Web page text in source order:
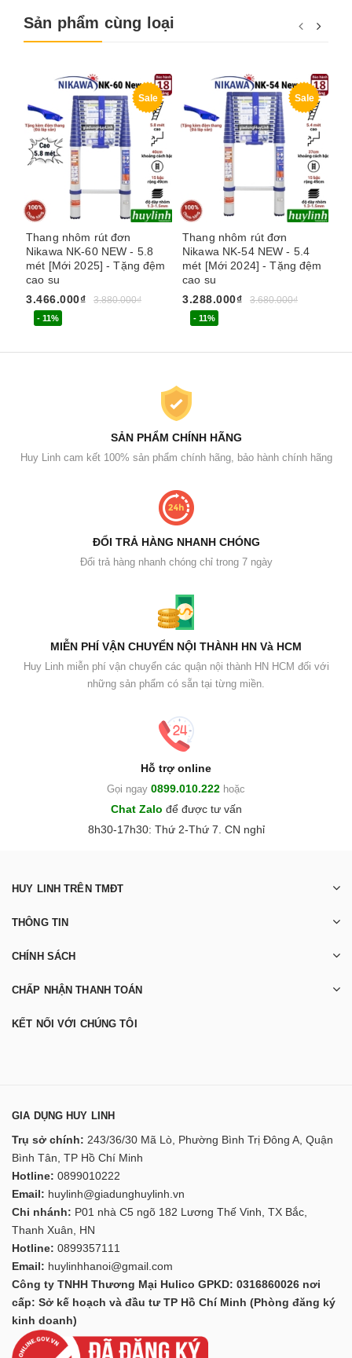
Sản phẩm cùng loại
Sale
Thang nhôm rút đơn
Nikawa NK-60 NEW - 5.8
mét [Mới 2025] - Tặng đệm
cao su
3.466.000₫
3.880.000₫
- 11%
Sale
Thang nhôm rút đơn
Nikawa NK-54 NEW - 5.4
mét [Mới 2024] - Tặng đệm
cao su
3.288.000₫
3.680.000₫
- 11%
SẢN PHẨM CHÍNH HÃNG
Huy Linh cam kết 100% sản phẩm chính hãng, bảo hành chính hãng
ĐỔI TRẢ HÀNG NHANH CHÓNG
Đổi trả hàng nhanh chóng chỉ trong 7 ngày
MIỄN PHÍ VẬN CHUYỂN NỘI THÀNH HN Và HCM
Huy Linh miễn phí vận chuyển các quận nội thành HN HCM đối với
những sản phẩm có sẵn tại từng miền.
Hỗ trợ online
Gọi ngay 0899.010.222 hoặc
Chat Zalo để được tư vấn
8h30-17h30: Thứ 2-Thứ 7. CN nghỉ
HUY LINH TRÊN TMĐT
THÔNG TIN
CHÍNH SÁCH
CHẤP NHẬN THANH TOÁN
KẾT NỐI VỚI CHÚNG TÔI
GIA DỤNG HUY LINH
Trụ sở chính: 243/36/30 Mã Lò, Phường Bình Trị Đông A, Quận
Bình Tân, TP Hồ Chí Minh
Hotline: 0899010222
Email: huylinh@giadunghuylinh.vn
Chi nhánh: P01 nhà C5 ngõ 182 Lương Thế Vinh, TX Bắc,
Thanh Xuân, HN
Hotline: 0899357111
Email: huylinhhanoi@gmail.com
Công ty TNHH Thương Mại Hulico GPKD: 0316860026 nơi
cấp: Sở kế hoạch và đầu tư TP Hồ Chí Minh (Phòng đăng ký
kinh doanh)